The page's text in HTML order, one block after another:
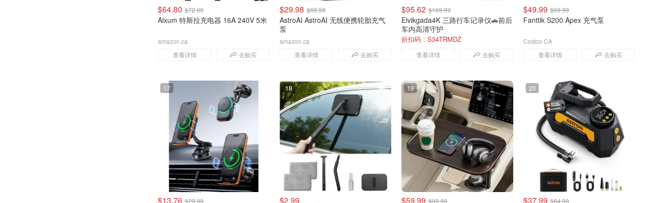
$64.80 $72.00
Alxum 特斯拉充电器 16A 240V 5米
查看详情 去购买
amazon.ca
$29.98 $69.99
AstroAI AstroAI 无线便携轮胎充气
泵
查看详情 去购买
amazon.ca
$95.62 $169.99
Eivikgada4K 三路行车记录仪🚗前后
车内高清守护
折扣码：S34TRMDZ
查看详情 去购买
$49.99 $69.99
Fanttik S200 Apex 充气泵
查看详情 去购买
Costco CA
17
$13.76 $29.99
18
$2.99
19
$59.99 $99.99
20
$37.99 $64.99